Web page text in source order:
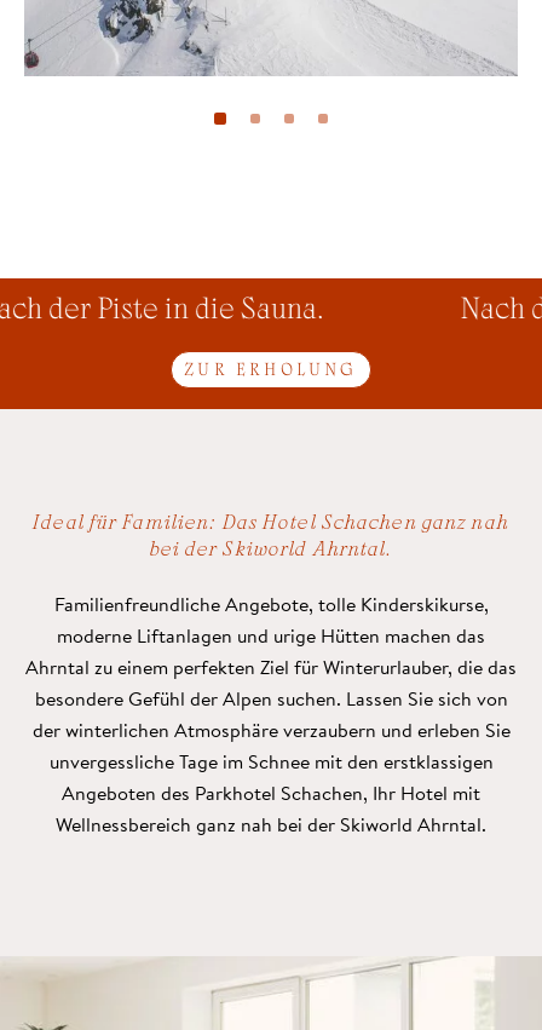
der Piste in die Sauna. Nach
ZUR ERHOLUNG
Ideal für Familien: Das Hotel Schachen ganz nah
bei der Skiworld Ahrntal.
Familienfreundliche Angebote, tolle Kinderskikurse,
moderne Liftanlagen und urige Hütten machen das
Ahrntal zu einem perfekten Ziel für Winterurlauber, die das
besondere Gefühl der Alpen suchen. Lassen Sie sich von
der winterlichen Atmosphäre verzaubern und erleben Sie
unvergessliche Tage im Schnee mit den erstklassigen
Angeboten des Parkhotel Schachen, Ihr Hotel mit
Wellnessbereich ganz nah bei der Skiworld Ahrntal.